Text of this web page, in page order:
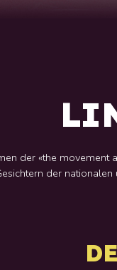
der «the movement
der